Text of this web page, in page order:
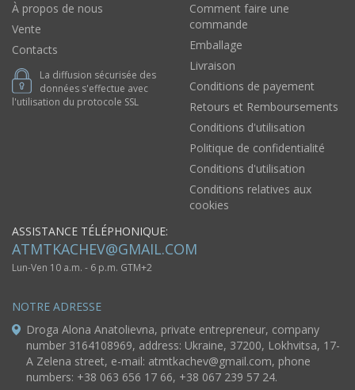
À propos de nous
Vente
Contacts
La diffusion sécurisée des
données s'effectue avec
l'utilisation du protocole SSL
Comment faire une
commande
Emballage
Livraison
Conditions de payement
Retours et Remboursements
Conditions d'utilisation
Politique de confidentialité
Conditions d'utilisation
Conditions relatives aux
cookies
ASSISTANCE TÉLÉPHONIQUE:
ATMTKACHEV@GMAIL.COM
Lun-Ven 10 a.m. - 6 p.m. GTM+2
NOTRE ADRESSE
Droga Alona Anatolievna, private entrepreneur, company
number 3164108969, address: Ukraine, 37200, Lokhvitsa, 17-
A Zelena street, e-mail: atmtkachev@gmail.com, phone
numbers: +38 063 656 17 66, +38 067 239 57 24.